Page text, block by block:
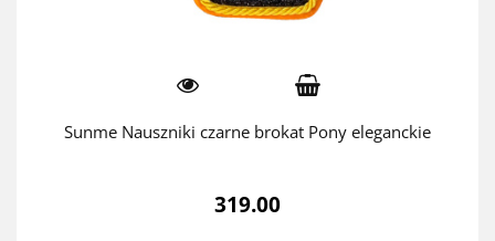
Sunme Nauszniki czarne brokat Pony eleganckie
319.00